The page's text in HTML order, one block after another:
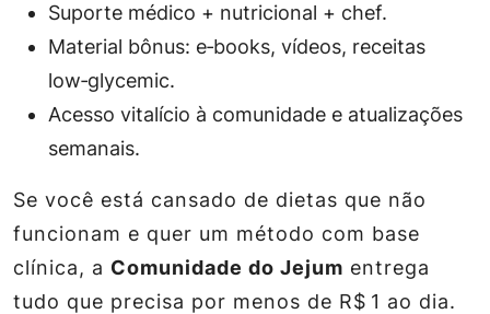
Suporte médico + nutricional + chef.
Material bônus: e‑books, vídeos, receitas
low‑glycemic.
Acesso vitalício à comunidade e atualizações
semanais.
Se você está cansado de dietas que não
funcionam e quer um método com base
clínica, a Comunidade do Jejum entrega
tudo que precisa por menos de R$ 1 ao dia.